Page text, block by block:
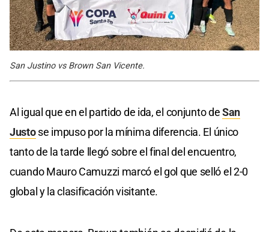
San Justino vs Brown San Vicente.
Al igual que en el partido de ida, el conjunto deSan
Justose impuso por la mínima diferencia. El único
tanto de la tarde llegó sobre el final del encuentro,
cuando Mauro Camuzzi marcó el gol que selló el 2-0
global y la clasificación visitante.